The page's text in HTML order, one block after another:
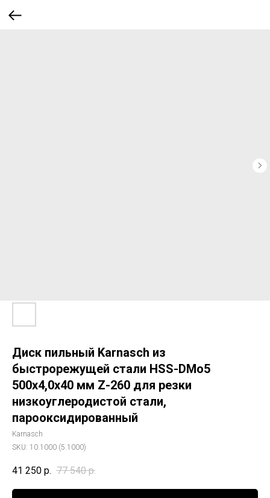
Диск пильный Karnasch из
быстрорежущей стали HSS-DMo5
500х4,0х40 мм Z-260 для резки
низкоуглеродистой стали,
парооксидированный
Karnasch
SKU: 10.1000 (5.1000)
41 250 р. 77 540 р.